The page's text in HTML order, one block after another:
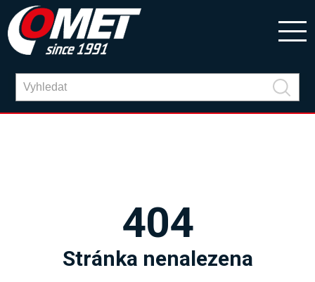
404
Stránka nenalezena